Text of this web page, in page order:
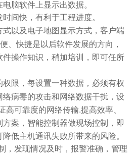
脑软件上显示出数据。
间快，有利于工程进度。
以及电子地图显示方式，客户端
、快捷是以后软件发展的方向，
件操作知识，稍加培训，即可任所
限，每设置一种数据，必须有权
络病毒的攻击和网络数据干扰，设
高可靠度的网络传输.提高效率、
案，智能控制器做现场控制，即
低主机通讯失败所带来的风险。
，发现情况及时，报警准确，管理